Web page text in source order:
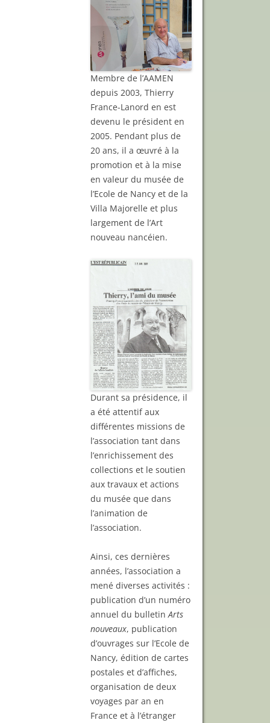
Membre de l’AAMEN
depuis 2003, Thierry
France-Lanord en est
devenu le président en
2005. Pendant plus de
20 ans, il a œuvré à la
promotion et à la mise
en valeur du musée de
l’Ecole de Nancy et de la
Villa Majorelle et plus
largement de l’Art
nouveau nancéien.
Durant sa présidence, il
a été attentif aux
différentes missions de
l’association tant dans
l’enrichissement des
collections et le soutien
aux travaux et actions
du musée que dans
l’animation de
l’association.
Ainsi, ces dernières
années, l’association a
mené diverses activités :
publication d’un numéro
annuel du bulletinArts
nouveaux, publication
d’ouvrages sur l’Ecole de
Nancy, édition de cartes
postales et d’affiches,
organisation de deux
voyages par an en
France et à l’étranger